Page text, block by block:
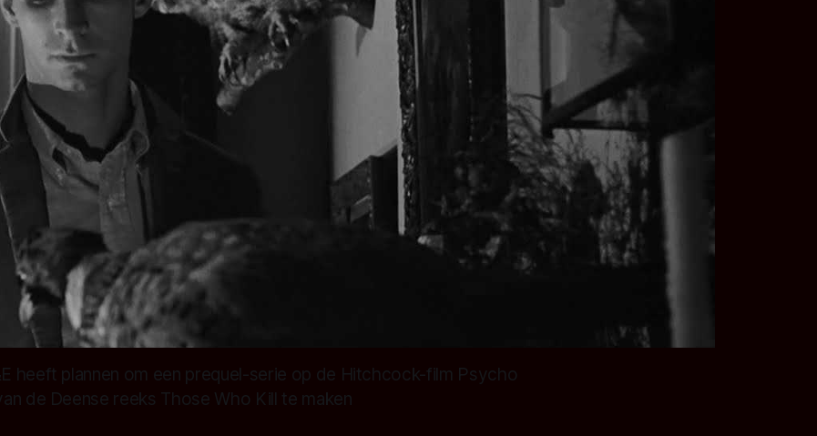
heeft plannen om een prequel-serie op de Hitchcock-film Psycho
de Deense reeks Those Who Kill te maken